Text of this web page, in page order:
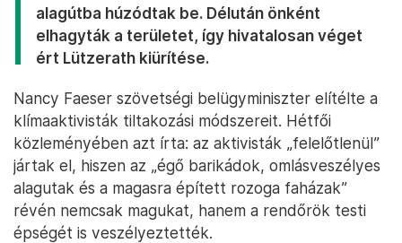
alagútba húzódtak be. Délután önként
elhagyták a területet, így hivatalosan véget
ért Lützerath kiürítése.
Nancy Faeser szövetségi belügyminiszter elítélte a
klímaaktivisták tiltakozási módszereit. Hétfői
közleményében azt írta: az aktivisták „felelőtlenül”
jártak el, hiszen az „égő barikádok, omlásveszélyes
alagutak és a magasra épített rozoga faházak”
révén nemcsak magukat, hanem a rendőrök testi
épségét is veszélyeztették.